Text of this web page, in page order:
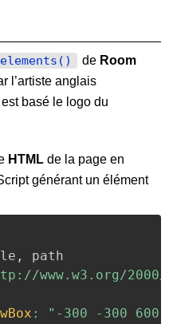
elements() de Room
l’artiste anglais
basé le logo du
HTML de la page en
générant un élément
,
path
www.w3.org/
:
"-300 -300 600